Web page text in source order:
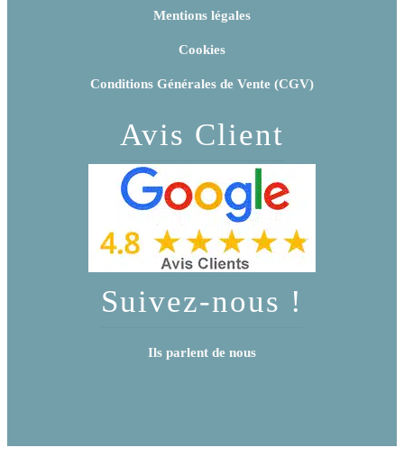
Mentions légales
Cookies
Conditions Générales de Vente (CGV)
Avis Client
Suivez-nous !
Ils parlent de nous